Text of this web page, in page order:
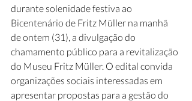
durante solenidade festiva ao
Bicentenário de Fritz Müller na manhã
de ontem (31), a divulgação do
chamamento público para a revitalização
do Museu Fritz Müller. O edital convida
organizações sociais interessadas em
apresentar propostas para a gestão do